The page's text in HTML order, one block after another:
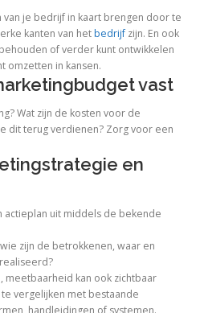
van je bedrijf in kaart brengen door te
kanten van hetbedrijfzijn. En ook
of verder kunt ontwikkelen
omzetten in kansen.
vast
Wat zijn de kosten voor de
dit terug verdienen? Zorg voor een
en
actieplan uit middels de bekende
zijn de betrokkenen, waar en
meetbaarheid kan ook zichtbaar
vergelijken met bestaande
handleidingen of systemen.